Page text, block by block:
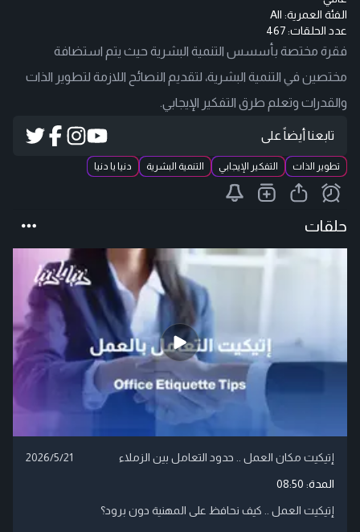
الفئة العمرية: All
عدد الحلقات: 467
فقرة مختصة بأسسس التنمية البشرية حيث يتم استضافة
مختصين في التنمية البشرية، لتقديم النصائح اللازمة لتطوير الذات
والقدرات وتعلم طرق التفكير الإيجابي.
تابعنا أيضاً على
تطوير الذات التفكير الإيجابي التنمية البشرية دنيا يا دنيا
حلقات
إتيكيت مكان العمل .. حدود التعامل بين الزملاء 2026/5/21
المدة: 08:50
إتيكيت العمل .. كيف نحافظ على المهنية دون برود؟